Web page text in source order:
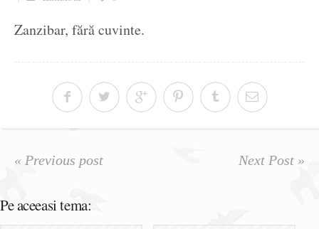
Zanzibar, fără cuvinte.
« Previous post Next Post »
Pe aceeasi tema: